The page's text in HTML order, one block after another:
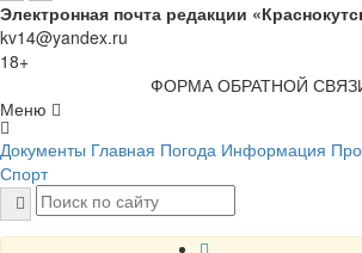
Электронная почта редакции
kv14@yandex.ru
18+
ФОРМА ОБРАТНОЙ
Меню
Документы Главная Погода Информация
Спорт